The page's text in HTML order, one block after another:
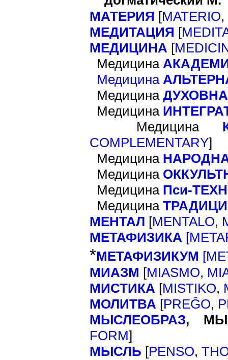
МАТЕРИЯ [MATERIO,
МЕДИТАЦИЯ [
МЕДИЦИНА [
Медицина
Медицина
Медицина
Медицина
Медицина
COMPLEMENTARY]
Медицина
Медицина
Медицина Пси-
Медицина
МЕНТАЛ [MENTALO,
МЕТАФИЗИКА [
*МЕТАФИЗИКУМ [
МИАЗМ [MIASMO,
МИСТИКА [MISTIKO,
МОЛИТВА [PREĜO,
МЫСЛЕОБРАЗ,
FORM]
МЫСЛЬ [PENSO,